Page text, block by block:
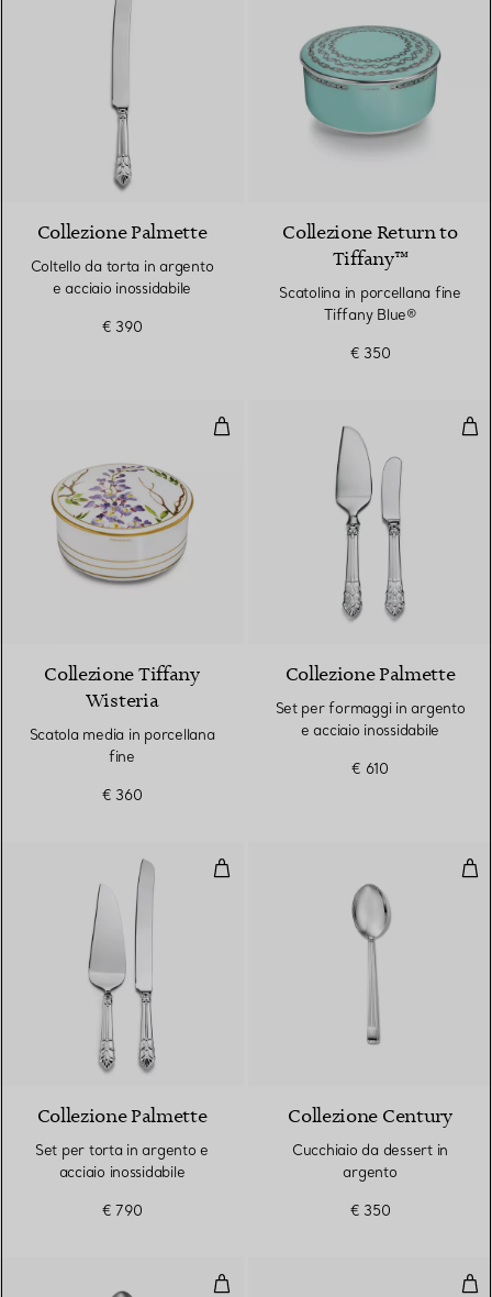
Collezione Palmette
Coltello da torta in argento
e acciaio inossidabile
€ 390
Collezione Return to
Tiffany™
Scatolina in porcellana fine
Tiffany Blue®
€ 350
Scatola media in porcellana fine
Collezione Tiffany
Wisteria
Scatola media in porcellana
fine
€ 360
Collezione Palmette
Set per formaggi in argento
e acciaio inossidabile
€ 610
Set per torta in argento e
Collezione Palmette
Set per torta in argento e
acciaio inossidabile
€ 790
Collezione Century
Cucchiaio da dessert in
argento
€ 350
Cucchiaio da dessert in argento